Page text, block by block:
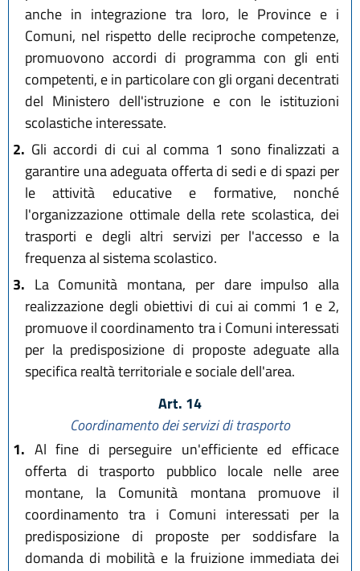
anche in integrazione tra loro, le Province e i
Comuni, nel rispetto delle reciproche competenze,
promuovono accordi di programma con gli enti
competenti, e in particolare con gli organi decentrati
del Ministero dell'istruzione e con le istituzioni
scolastiche interessate.
2. Gli accordi di cui al comma 1 sono finalizzati a
garantire una adeguata offerta di sedi e di spazi per
le attività educative e formative, nonché
l'organizzazione ottimale della rete scolastica, dei
trasporti e degli altri servizi per l'accesso e la
frequenza al sistema scolastico.
3. La Comunità montana, per dare impulso alla
realizzazione degli obiettivi di cui ai commi 1 e 2,
promuove il coordinamento tra i Comuni interessati
per la predisposizione di proposte adeguate alla
specifica realtà territoriale e sociale dell'area.
Art. 14
Coordinamento dei servizi di trasporto
1. Al fine di perseguire un'efficiente ed efficace
offerta di trasporto pubblico locale nelle aree
montane, la Comunità montana promuove il
coordinamento tra i Comuni interessati per la
predisposizione di proposte per soddisfare la
domanda di mobilità e la fruizione immediata dei